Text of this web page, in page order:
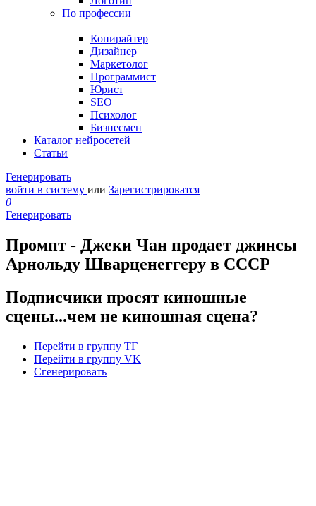
По профессии
Копирайтер
Дизайнер
Маркетолог
Программист
Юрист
SEO
Психолог
Бизнесмен
Каталог нейросетей
Статьи
Генерировать
войти в систему или Зарегистрироватся
0
Генерировать
Промпт - Джеки Чан продает джинсы
Арнольду Шварценеггеру в СССР
Подписчики просят киношные
сцены...чем не киношная сцена?
Перейти в группу ТГ
Перейти в группу VK
Сгенерировать